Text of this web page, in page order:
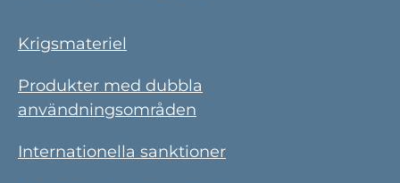
Krigsmateriel
Produkter med dubbla
användningsområden
Internationella sanktioner